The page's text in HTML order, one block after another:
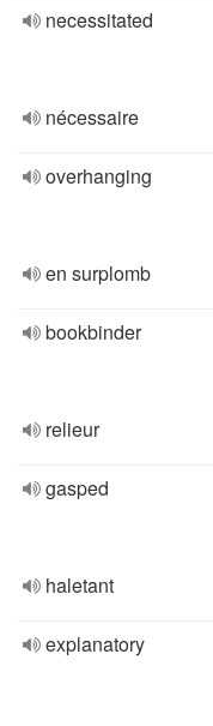
necessitated
nécessaire
overhanging
en surplomb
bookbinder
relieur
gasped
haletant
explanatory